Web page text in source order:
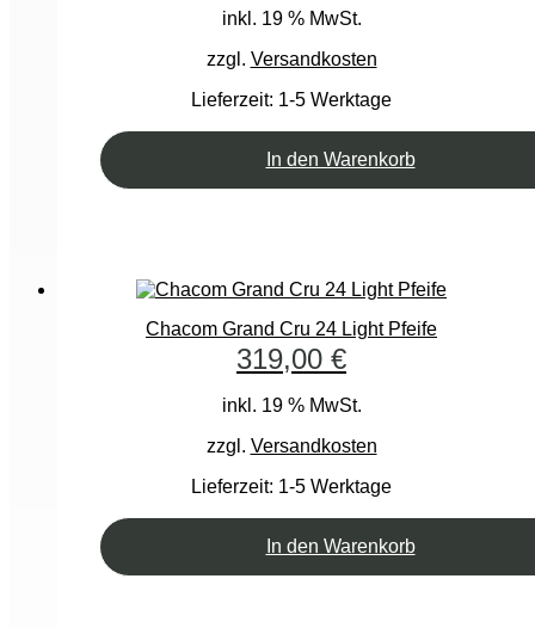
inkl. 19 % MwSt.
zzgl. Versandkosten
Lieferzeit: 1-5 Werktage
In den Warenkorb
Chacom Grand Cru 24 Light Pfeife
319,00 €
inkl. 19 % MwSt.
zzgl. Versandkosten
Lieferzeit: 1-5 Werktage
In den Warenkorb